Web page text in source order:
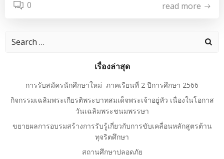
0 read more
Search
เรื่องล่าสุด
การรับสมัครนักศึกษาใหม่ ภาคเรียนที่ 2 ปีการศึกษา 2566
กิจกรรมเฉลิมพระเกียรติพระบาทสมเด็จพระเจ้าอยู่หัว เนื่องในโอกาส
วันเฉลิมพระชนมพรรษา
ขยายผลการอบรมสร้างการรับรู้เกี่ยวกับการขับเคลื่อนหลักสูตรต้าน
ทุจริตศึกษา
สถานศึกษาปลอดภัย